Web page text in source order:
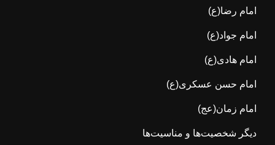
امام رضا(ع)
امام جواد(ع)
امام هادی(ع)
امام حسن عسکری(ع)
امام زمان(عج)
دیگر شخصیت‌ها و مناسیت‌ها